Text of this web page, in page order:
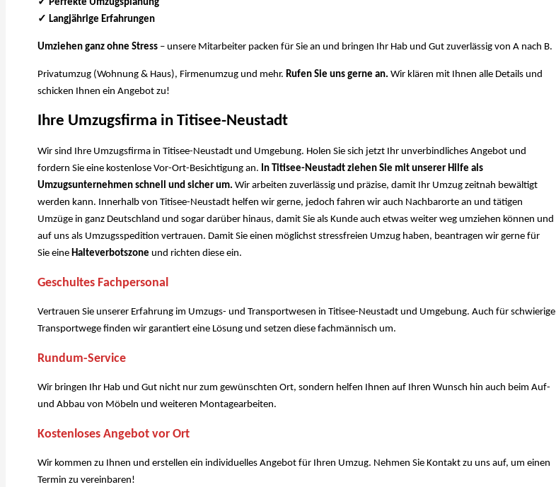
✓ Perfekte Umzugsplanung
✓ Langjährige Erfahrungen
Umziehen ganz ohne Stress – unsere Mitarbeiter packen für Sie an und bringen Ihr Hab und Gut zuverlässig von A nach B.
Privatumzug (Wohnung & Haus), Firmenumzug und mehr. Rufen Sie uns gerne an. Wir klären mit Ihnen alle Details und
schicken Ihnen ein Angebot zu!
Ihre Umzugsfirma in Titisee-Neustadt
Wir sind Ihre Umzugsfirma in Titisee-Neustadt und Umgebung. Holen Sie sich jetzt Ihr unverbindliches Angebot und
fordern Sie eine kostenlose Vor-Ort-Besichtigung an. In Titisee-Neustadt ziehen Sie mit unserer Hilfe als
Umzugsunternehmen schnell und sicher um. Wir arbeiten zuverlässig und präzise, damit Ihr Umzug zeitnah bewältigt
werden kann. Innerhalb von Titisee-Neustadt helfen wir gerne, jedoch fahren wir auch Nachbarorte an und tätigen
Umzüge in ganz Deutschland und sogar darüber hinaus, damit Sie als Kunde auch etwas weiter weg umziehen können und
auf uns als Umzugsspedition vertrauen. Damit Sie einen möglichst stressfreien Umzug haben, beantragen wir gerne für
Sie eine Halteverbotszone und richten diese ein.
Geschultes Fachpersonal
Vertrauen Sie unserer Erfahrung im Umzugs- und Transportwesen in Titisee-Neustadt und Umgebung. Auch für schwierige
Transportwege finden wir garantiert eine Lösung und setzen diese fachmännisch um.
Rundum-Service
Wir bringen Ihr Hab und Gut nicht nur zum gewünschten Ort, sondern helfen Ihnen auf Ihren Wunsch hin auch beim Auf-
und Abbau von Möbeln und weiteren Montagearbeiten.
Kostenloses Angebot vor Ort
Wir kommen zu Ihnen und erstellen ein individuelles Angebot für Ihren Umzug. Nehmen Sie Kontakt zu uns auf, um einen
Termin zu vereinbaren!